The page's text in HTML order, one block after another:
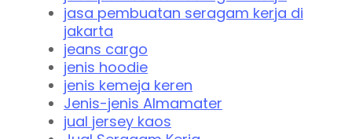
jasa pembuatan seragam kerja di
jakarta
jeans cargo
jenis hoodie
jenis kemeja keren
Jenis-jenis Almamater
jual jersey kaos